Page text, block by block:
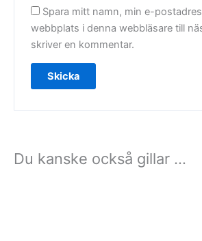
Spara mitt namn, min e-
webbplats i denna webbläsare till
skriver en kommentar.
Du kanske också gillar …